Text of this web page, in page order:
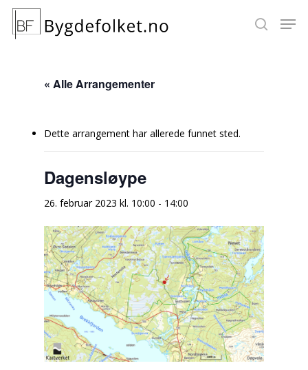
Hit enter to search or ESC to close
« Alle Arrangementer
Dette arrangement har allerede funnet sted.
Dagensløype
26. februar 2023 kl. 10:00 - 14:00